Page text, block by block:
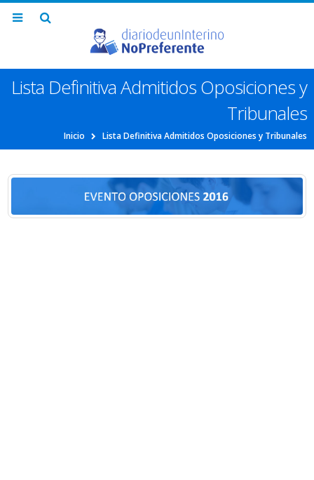
Lista Definitiva Admitidos Oposiciones y
Tribunales
Inicio Lista Definitiva Admitidos Oposiciones y Tribunales